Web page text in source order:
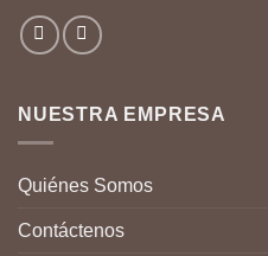
NUESTRA EMPRESA
Quiénes Somos
Contáctenos